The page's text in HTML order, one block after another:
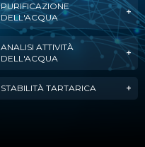
PURIFICAZIONE
DELL'ACQUA
ANALISI ATTIVITÀ
DELL'ACQUA
STABILITÀ TARTARICA